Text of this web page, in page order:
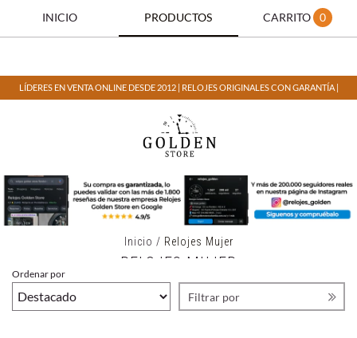
INICIO PRODUCTOS CARRITO 0
LÍDERES EN VENTA ONLINE DESDE 2012 | RELOJES ORIGINALES CON GARANTÍA |
Inicio / Relojes Mujer
RELOJES MUJER
Ordenar por
Filtrar por